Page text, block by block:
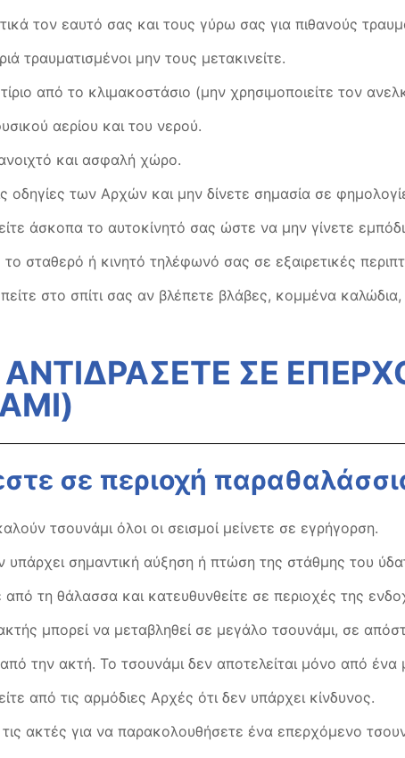
τον εαυτό σας και τους γύρω σας για πιθανούς
τραυματισμένοι μην τους μετακινείτε.
από το κλιμακοστάσιο (μην χρησιμοποιείτε τον
αερίου και του νερού.
και ασφαλή χώρο.
οδηγίες των Αρχών και μην δίνετε σημασία σε
άσκοπα το αυτοκίνητό σας ώστε να μην γίνετε
το σταθερό ή κινητό τηλέφωνό σας σε εξαιρετικές
στο σπίτι σας αν βλέπετε βλάβες, κομμένα καλώδια,
ΣΕ
σε περιοχή
τσουνάμι όλοι οι σεισμοί μείνετε σε εγρήγορση.
υπάρχει σημαντική αύξηση ή πτώση της στάθμης του
από τη θάλασσα και κατευθυνθείτε σε περιοχές της
μπορεί να μεταβληθεί σε μεγάλο τσουνάμι, σε
την ακτή. Το τσουνάμι δεν αποτελείται μόνο από
από τις αρμόδιες Aρχές ότι δεν υπάρχει κίνδυνος.
ακτές για να παρακολουθήσετε ένα επερχόμενο